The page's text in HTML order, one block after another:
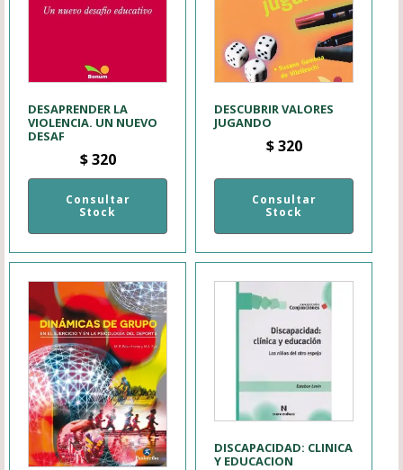
DESAPRENDER LA
VIOLENCIA. UN NUEVO
DESAF
$320
Consultar
Stock
DESCUBRIR VALORES
JUGANDO
$320
Consultar
Stock
DISCAPACIDAD: CLINICA
Y EDUCACION